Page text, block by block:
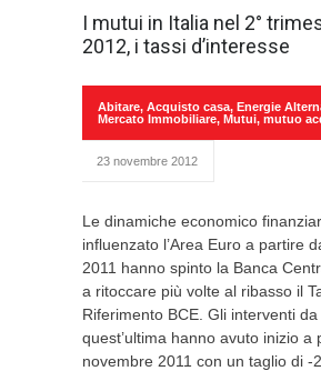
I mutui in Italia nel 2°
2012, i tassi d’interesse
Abitare, Acquisto casa, Energie
Mercato Immobiliare, Mutui, mutuo
23 novembre 2012
Le dinamiche economico
influenzato l’Area Euro a partire
2011 hanno spinto la Banca
a ritoccare più volte al ribasso il
Riferimento BCE. Gli interventi
quest’ultima hanno avuto inizio a
novembre 2011 con un taglio di -